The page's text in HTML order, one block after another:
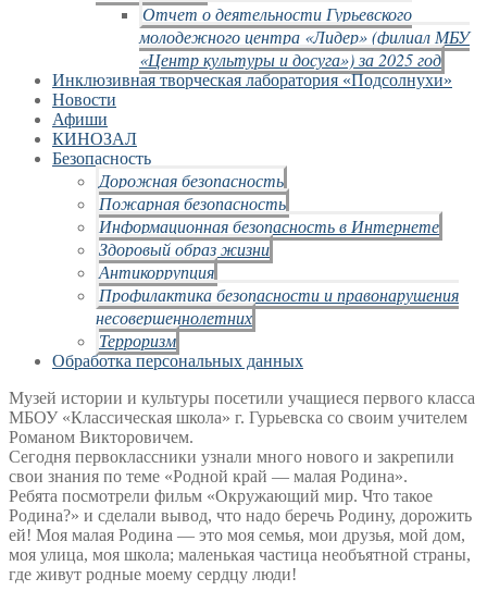
Отчет о деятельности Гурьевского
молодежного центра «Лидер» (филиал МБУ
«Центр культуры и досуга») за 2025 год
Инклюзивная творческая лаборатория «Подсолнухи»
Новости
Афиши
КИНОЗАЛ
Безопасность
Дорожная безопасность
Пожарная безопасность
Информационная безопасность в Интернете
Здоровый образ жизни
Антикоррупция
Профилактика безопасности и правонарушения
несовершеннолетних
Терроризм
Обработка персональных данных
Музей истории и культуры посетили учащиеся первого класса
МБОУ «Классическая школа» г. Гурьевска со своим учителем
Романом Викторовичем.
Сегодня первоклассники узнали много нового и закрепили
свои знания по теме «Родной край — малая Родина».
Ребята посмотрели фильм «Окружающий мир. Что такое
Родина?» и сделали вывод, что надо беречь Родину, дорожить
ей! Моя малая Родина — это моя семья, мои друзья, мой дом,
моя улица, моя школа; маленькая частица необъятной страны,
где живут родные моему сердцу люди!